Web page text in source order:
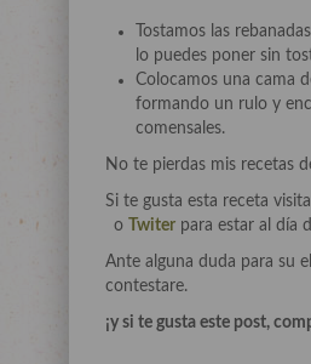
Tostamos las
lo puedes poner sin
Colocamos una cama
formando un rulo y
comensales.
No te pierdas mis recetas
Si te gusta esta receta
o
Twiter para estar al día
Ante alguna duda para su
contestare.
¡y si te gusta este post,